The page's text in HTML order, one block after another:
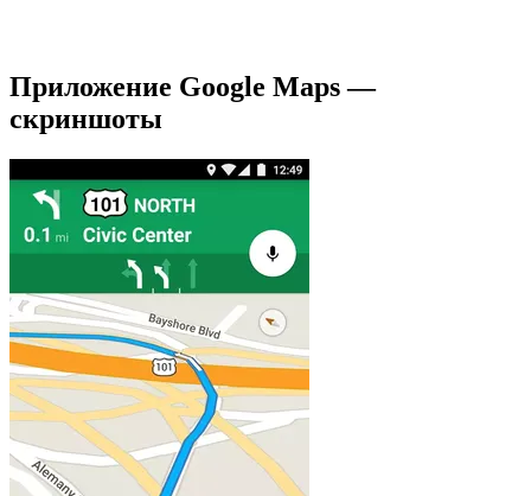
Приложение Google Maps —
скриншоты